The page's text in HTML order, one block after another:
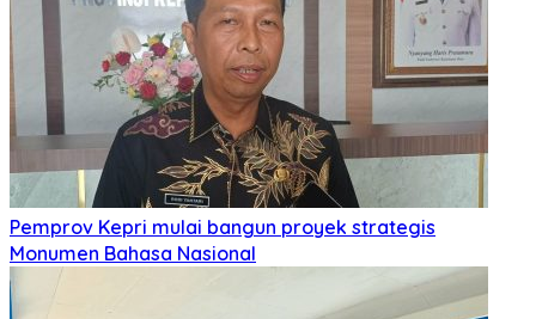
Pemprov Kepri mulai bangun proyek strategis
Monumen Bahasa Nasional